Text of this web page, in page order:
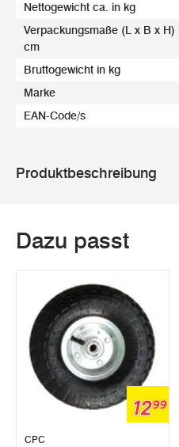
Nettogewicht ca. in kg
Verpackungsmaße (L x B x H)
cm
Bruttogewicht in kg
Marke
EAN-Code/s
Produktbeschreibung
Dazu passt
1299
CPC